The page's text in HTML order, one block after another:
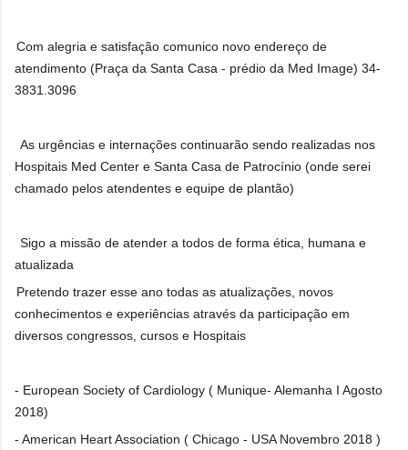
Com alegria e satisfação comunico novo endereço de
atendimento (Praça da Santa Casa - prédio da Med Image) 34-
3831.3096
As urgências e internações continuarão sendo realizadas nos
Hospitais Med Center e Santa Casa de Patrocínio (onde serei
chamado pelos atendentes e equipe de plantão)
Sigo a missão de atender a todos de forma ética, humana e
atualizada
Pretendo trazer esse ano todas as atualizações, novos
conhecimentos e experiências através da participação em
diversos congressos, cursos e Hospitais
- European Society of Cardiology ( Munique- Alemanha I Agosto
2018)
- American Heart Association ( Chicago - USA Novembro 2018 )